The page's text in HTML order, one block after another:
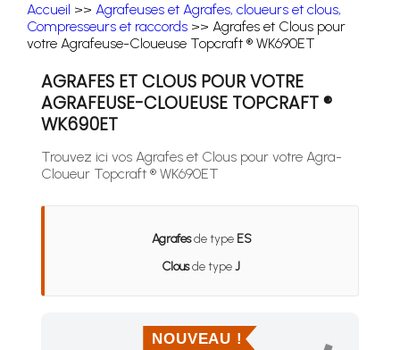
Accueil >> Agrafeuses et Agrafes, cloueurs et clous,
Compresseurs et raccords >> Agrafes et Clous pour
votre Agrafeuse-Cloueuse Topcraft ® WK690ET
AGRAFES ET CLOUS POUR VOTRE
AGRAFEUSE-CLOUEUSE TOPCRAFT ®
WK690ET
Trouvez ici vos Agrafes et Clous pour votre Agra-
Cloueur Topcraft ® WK690ET
Agrafesde type ES
Clousde typeJ
NOUVEAU !